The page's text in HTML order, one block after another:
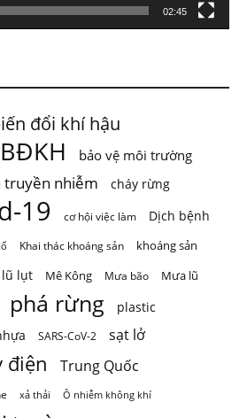
sẻ
học, nguồn nước, đất đai và
02:45
đổi khí hậu
BĐKH bảo vệ môi trường
truyền nhiễm cháy rừng
19 cơ hội việc làm Dịch bệnh
Khai thác khoáng sản khoáng sản
lũ lụt Mê Kông Mưa bão Mưa lũ
phá rừng plastic
SARS-CoV-2 sạt lở
điện
Trung Quốc
xả thải Ô nhiễm không khí